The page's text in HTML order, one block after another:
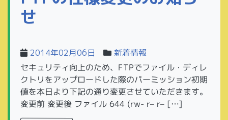
せ
2014年02月06日 新着情報
セキュリティ向上のため、FTPでファイル・ディレ
クトリをアップロードした際のパーミッション初期
値を本日より下記の通り変更させていただきます。
変更前 変更後 ファイル 644 (rw- r– r– […]